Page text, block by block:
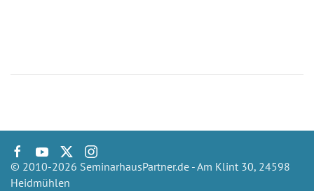
© 2010-2026 SeminarhausPartner.de - Am Klint 30, 24598
Heidmühlen